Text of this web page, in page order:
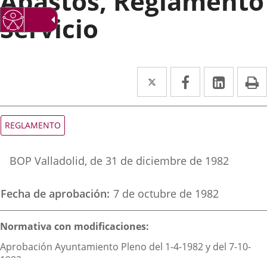
Servicio
Twitter
Enlace
a
externa.
Facebook
Enlace
a
externa.
Enlace
a
Tipo
de
REGLAMENTO
boletin
BOP Valladolid, de 31 de diciembre de 1982
Fecha de aprobación 7 de octubre de 1982
Descripción
Normativa con modificaciones:
Aprobación Ayuntamiento Pleno del 1-4-1982 y del 7-10-